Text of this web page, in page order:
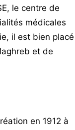
le centre de
médicales
il est bien placé
et de
en 1912 à